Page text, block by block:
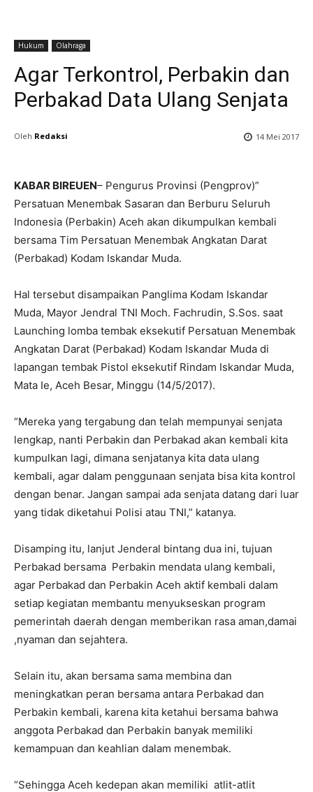
Hukum Olahraga
Agar Terkontrol, Perbakin dan
Perbakad Data Ulang Senjata
Oleh Redaksi 14 Mei 2017
KABAR BIREUEN– Pengurus Provinsi (Pengprov)”
Persatuan Menembak Sasaran dan Berburu Seluruh
Indonesia (Perbakin) Aceh akan dikumpulkan kembali
bersama Tim Persatuan Menembak Angkatan Darat
(Perbakad) Kodam Iskandar Muda.
Hal tersebut disampaikan Panglima Kodam Iskandar
Muda, Mayor Jendral TNI Moch. Fachrudin, S.Sos. saat
Launching lomba tembak eksekutif Persatuan Menembak
Angkatan Darat (Perbakad) Kodam Iskandar Muda di
lapangan tembak Pistol eksekutif Rindam Iskandar Muda,
Mata Ie, Aceh Besar, Minggu (14/5/2017).
“Mereka yang tergabung dan telah mempunyai senjata
lengkap, nanti Perbakin dan Perbakad akan kembali kita
kumpulkan lagi, dimana senjatanya kita data ulang
kembali, agar dalam penggunaan senjata bisa kita kontrol
dengan benar. Jangan sampai ada senjata datang dari luar
yang tidak diketahui Polisi atau TNI,” katanya.
Disamping itu, lanjut Jenderal bintang dua ini, tujuan
Perbakad bersama Perbakin mendata ulang kembali,
agar Perbakad dan Perbakin Aceh aktif kembali dalam
setiap kegiatan membantu menyukseskan program
pemerintah daerah dengan memberikan rasa aman,damai
,nyaman dan sejahtera.
Selain itu, akan bersama sama membina dan
meningkatkan peran bersama antara Perbakad dan
Perbakin kembali, karena kita ketahui bersama bahwa
anggota Perbakad dan Perbakin banyak memiliki
kemampuan dan keahlian dalam menembak.
“Sehingga Aceh kedepan akan memiliki atlit-atlit